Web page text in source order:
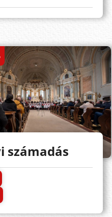
számadás